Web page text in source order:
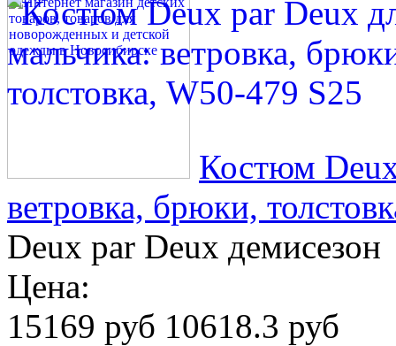
Костюм
ветровка, брюки,
Deux par Deux демисезон
Цена:
15169 руб 10618.3 руб